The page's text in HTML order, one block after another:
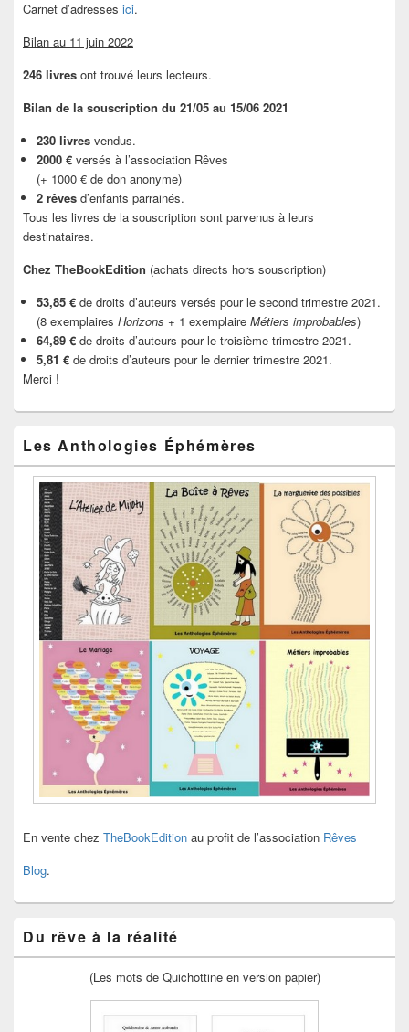
Carnet d’adresses ici.
Bilan au 11 juin 2022
246 livres ont trouvé leurs lecteurs.
Bilan de la souscription du 21/05 au 15/06 2021
230 livres vendus.
2000 € versés à l’association Rêves
(+ 1000 € de don anonyme)
2 rêves d’enfants parrainés.
Tous les livres de la souscription sont parvenus à leurs
destinataires.
Chez TheBookEdition (achats directs hors souscription)
53,85 € de droits d’auteurs versés pour le second trimestre 2021.
(8 exemplaires Horizons + 1 exemplaire Métiers improbables)
64,89 € de droits d’auteurs pour le troisième trimestre 2021.
5,81 € de droits d’auteurs pour le dernier trimestre 2021.
Merci !
Les Anthologies Éphémères
En vente chez TheBookEdition au profit de l’association Rêves
Blog.
Du rêve à la réalité
(Les mots de Quichottine en version papier)